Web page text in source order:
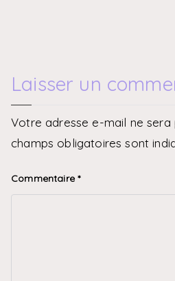
Laisser un
Votre adresse e-mail ne sera
champs obligatoires sont
Commentaire*